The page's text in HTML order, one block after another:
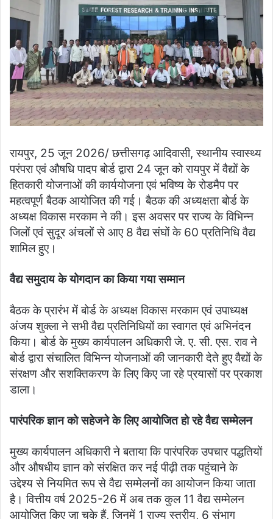
रायपुर, 25 जून 2026/ छत्तीसगढ़ आदिवासी, स्थानीय स्वास्थ्य
परंपरा एवं औषधि पादप बोर्ड द्वारा 24 जून को रायपुर में वैद्यों के
हितकारी योजनाओं की कार्ययोजना एवं भविष्य के रोडमैप पर
महत्वपूर्ण बैठक आयोजित की गई। बैठक की अध्यक्षता बोर्ड के
अध्यक्ष विकास मरकाम ने की। इस अवसर पर राज्य के विभिन्न
जिलों एवं सुदूर अंचलों से आए 8 वैद्य संघों के 60 प्रतिनिधि वैद्य
शामिल हुए।
वैद्य समुदाय के योगदान का किया गया सम्मान
बैठक के प्रारंभ में बोर्ड के अध्यक्ष विकास मरकाम एवं उपाध्यक्ष
अंजय शुक्ला ने सभी वैद्य प्रतिनिधियों का स्वागत एवं अभिनंदन
किया। बोर्ड के मुख्य कार्यपालन अधिकारी जे. ए. सी. एस. राव ने
बोर्ड द्वारा संचालित विभिन्न योजनाओं की जानकारी देते हुए वैद्यों के
संरक्षण और सशक्तिकरण के लिए किए जा रहे प्रयासों पर प्रकाश
डाला।
पारंपरिक ज्ञान को सहेजने के लिए आयोजित हो रहे वैद्य सम्मेलन
मुख्य कार्यपालन अधिकारी ने बताया कि पारंपरिक उपचार पद्धतियों
और औषधीय ज्ञान को संरक्षित कर नई पीढ़ी तक पहुंचाने के
उद्देश्य से नियमित रूप से वैद्य सम्मेलनों का आयोजन किया जाता
है। वित्तीय वर्ष 2025-26 में अब तक कुल 11 वैद्य सम्मेलन
आयोजित किए जा चुके हैं, जिनमें 1 राज्य स्तरीय, 6 संभाग